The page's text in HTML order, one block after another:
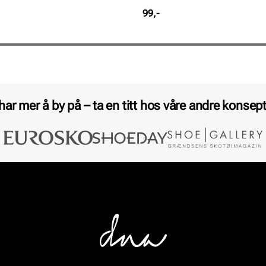
Pris
99,-
mer å by på – ta en titt hos våre andre